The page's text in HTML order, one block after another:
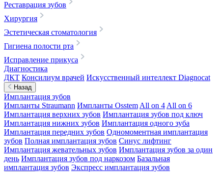
Реставрация зубов
Хирургия
Эстетическая стоматология
Гигиена полости рта
Исправление прикуса
Диагностика
ДКТ Консилиум врачей Искусственный интеллект Diagnocat
Назад
Имплантация зубов
Импланты Straumann Импланты Osstem All on 4 All on 6
Имплантация верхних зубов Имплантация зубов под ключ
Имплантация нижних зубов Имплантация одного зуба
Имплантация передних зубов Одномоментная имплантация
зубов Полная имплантация зубов Синус лифтинг
Имплантация жевательных зубов Имплантация зубов за один
день Имплантация зубов под наркозом Базальная
имплантация зубов Экспресс имплантация зубов